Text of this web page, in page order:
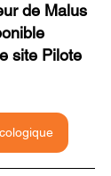
de Malus
site Pilote